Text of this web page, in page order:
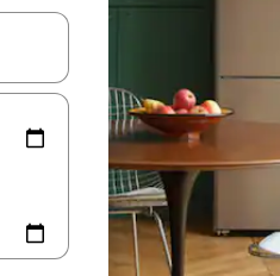
vitufe vya vishale vya juu